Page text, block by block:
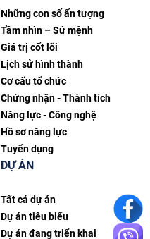
Những con số ấn tượng
Tầm nhìn – Sứ mệnh
Giá trị cốt lõi
Lịch sử hình thành
Cơ cấu tổ chức
Chứng nhận - Thành tích
Năng lực - Công nghệ
Hồ sơ năng lực
Tuyển dụng
DỰ ÁN
Tất cả dự án
Dự án tiêu biểu
Dự án đang triển khai